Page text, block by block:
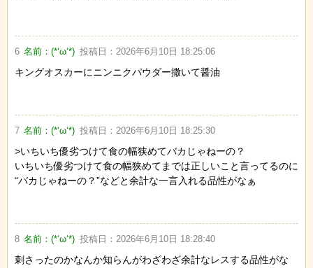
6 名前：(*‘ω‘*) 投稿日： 2026年6月10日 18:25:06
キングオスカーにニンニクパウダー撒いて醤油
7 名前：(*‘ω‘*) 投稿日： 2026年6月10日 18:25:30
>いちいち優劣つけて食の幅狭めてバカじゃねーの？
いちいち優劣つけて食の幅狭めてまでは正しいこと言ってるのに
“バカじゃねーの？”などと余計な一言入れる品性がなぁ
8 名前：(*‘ω‘*) 投稿日： 2026年6月10日 18:28:40
刺さったのかなんか知らんがわざわざ余計なレスする品性がな